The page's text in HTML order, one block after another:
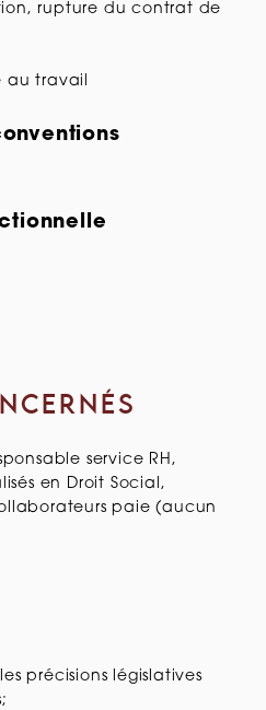
rupture du contrat de
au travail
service RH,
en Droit Social,
paie (aucun
précisions législatives